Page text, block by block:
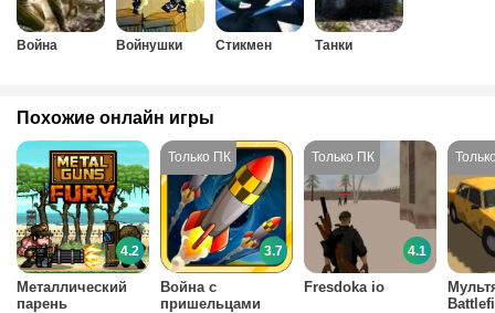
Война Войнушки Стикмен Танки
Похожие онлайн игры
Металлический
парень
4.2
Война с
пришельцами
3.7
Fresdoka io
4.1